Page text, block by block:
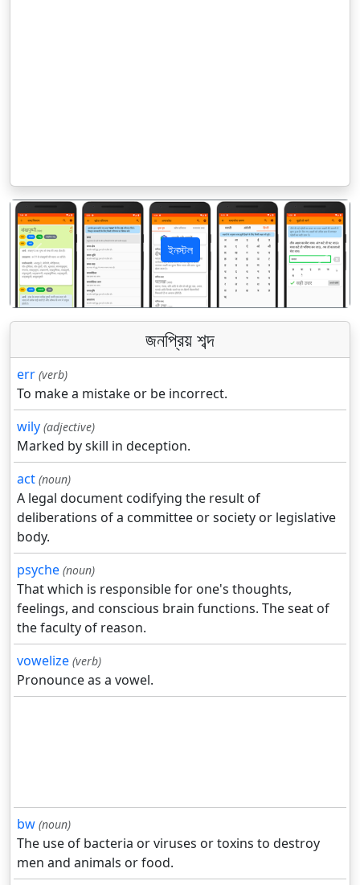
ইনস্টল
पिछला अगला
জনপ্রিয় শব্দ
err (verb)
To make a mistake or be incorrect.
wily (adjective)
Marked by skill in deception.
act (noun)
A legal document codifying the result of
deliberations of a committee or society or legislative
body.
psyche (noun)
That which is responsible for one's thoughts,
feelings, and conscious brain functions. The seat of
the faculty of reason.
vowelize (verb)
Pronounce as a vowel.
bw (noun)
The use of bacteria or viruses or toxins to destroy
men and animals or food.